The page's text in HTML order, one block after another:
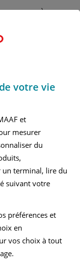
À propos
auto MAAF
-
votre vie
et
mesurer
du
un terminal, lire du
suivant votre
préférences et
en
vos choix à tout